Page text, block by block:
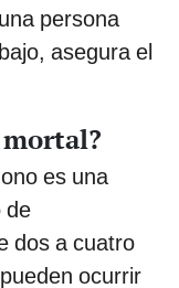
persona
asegura el
es una
de
dos a cuatro
ocurrir